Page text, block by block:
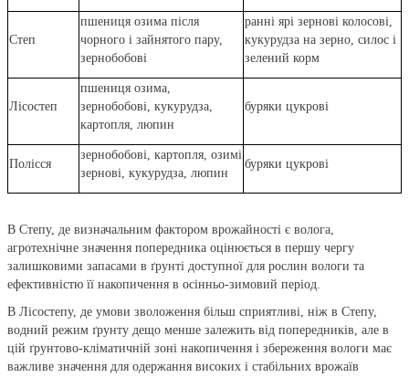
Степ
пшениця озима після
чорного і зайнятого пару,
зернобобові
ранні ярі зернові колосові,
кукурудза на зерно, силос і
зелений корм
Лісостеп
пшениця озима,
зернобобові, кукурудза,
картопля, люпин
буряки цукрові
Полісся
зернобобові, картопля, озимі
зернові, кукурудза, люпин
буряки цукрові
В Степу, де визначальним фактором врожайності є волога,
агротехнічне значення попередника оцінюється в першу чергу
залишковими запасами в ґрунті доступної для рослин вологи та
ефективністю її накопичення в осінньо-зимовий період.
В Лісостепу, де умови зволоження більш сприятливі, ніж в Степу,
водний режим ґрунту дещо менше залежить від попередників, але в
цій ґрунтово-кліматичній зоні накопичення і збереження вологи має
важливе значення для одержання високих і стабільних врожаїв